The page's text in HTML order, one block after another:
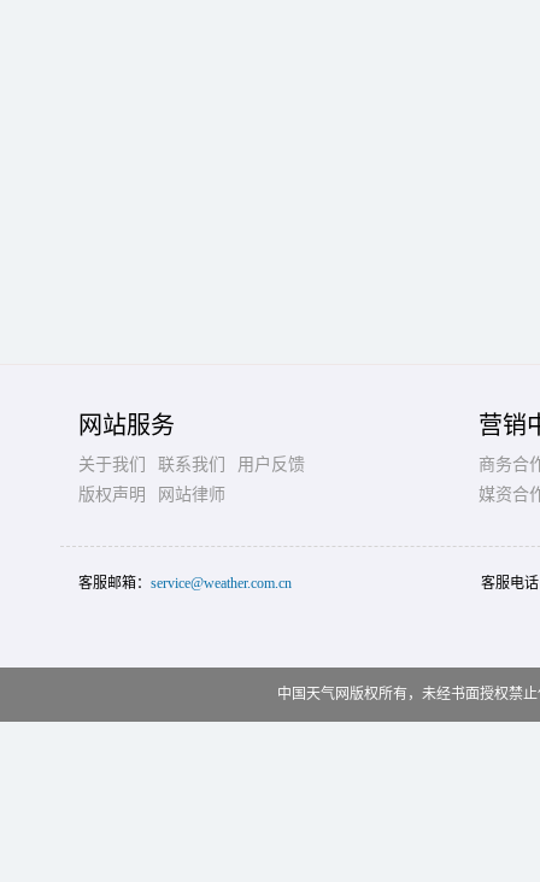
网站服务
关于我们 联系我们
用户反馈
版权声明
网站律师
营销
商务合
媒资合
客服邮箱： service@weather.com.cn 客服电
中国天气网版权所有，未经书面授权